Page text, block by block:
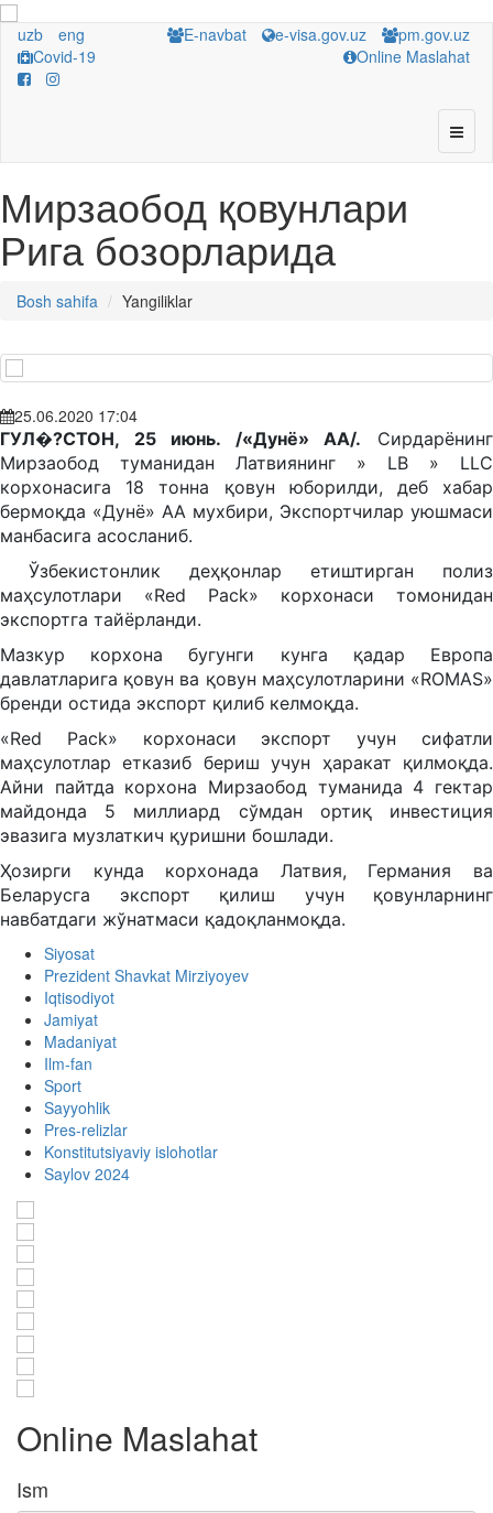
uzb
eng
Covid-19
E-navbat e-visa.gov.uz
pm.gov.uz
Online Maslahat
Мирзаобод қовунлари
Рига бозорларида
Bosh sahifa Yangiliklar
25.06.2020 17:04
ГУЛ�?СТОН, 25 июнь. /«Дунё» АА/. Сирдарёнинг
Мирзаобод туманидан Латвиянинг » LB » LLC
корхонасига 18 тонна қовун юборилди, деб хабар
бермоқда «Дунё» АА мухбири, Экспортчилар уюшмаси
манбасига асосланиб.
Ўзбекистонлик деҳқонлар етиштирган полиз
маҳсулотлари «Red Pack» корхонаси томонидан
экспортга тайёрланди.
Мазкур корхона бугунги кунга қадар Европа
давлатларига қовун ва қовун маҳсулотларини «ROMAS»
бренди остида экспорт қилиб келмоқда.
«Red Pack» корхонаси экспорт учун сифатли
маҳсулотлар етказиб бериш учун ҳаракат қилмоқда.
Айни пайтда корхона Мирзаобод туманида 4 гектар
майдонда 5 миллиард сўмдан ортиқ инвестиция
эвазига музлаткич қуришни бошлади.
Ҳозирги кунда корхонада Латвия, Германия ва
Беларусга экспорт қилиш учун қовунларнинг
навбатдаги жўнатмаси қадоқланмоқда.
Siyosat
Prezident Shavkat Mirziyoyev
Iqtisodiyot
Jamiyat
Madaniyat
Ilm-fan
Sport
Sayyohlik
Pres-relizlar
Konstitutsiyaviy islohotlar
Saylov 2024
Online Maslahat
Ism